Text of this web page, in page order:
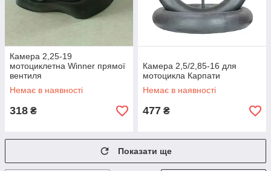
Камера 2,25-19
мотоциклетна Winner прямої
вентиля
Немає в наявності
318 ₴
Камера 2,5/2,85-16 для
мотоцикла Карпати
Немає в наявності
477 ₴
Показати ще